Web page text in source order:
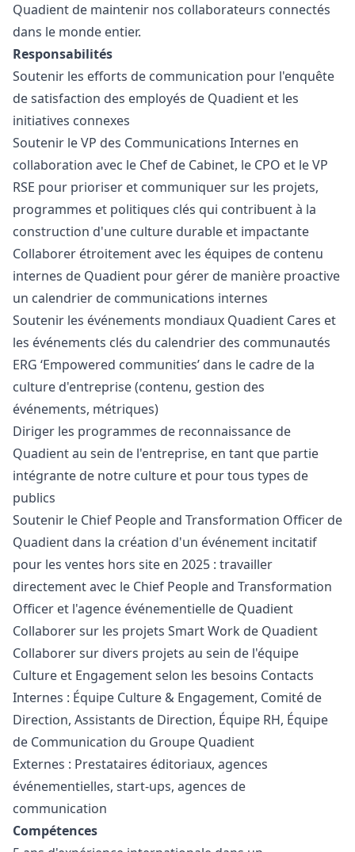
Quadient de maintenir nos collaborateurs connectés
dans le monde entier.
Responsabilités
Soutenir les efforts de communication pour l'enquête
de satisfaction des employés de Quadient et les
initiatives connexes
Soutenir le VP des Communications Internes en
collaboration avec le Chef de Cabinet, le CPO et le VP
RSE pour prioriser et communiquer sur les projets,
programmes et politiques clés qui contribuent à la
construction d'une culture durable et impactante
Collaborer étroitement avec les équipes de contenu
internes de Quadient pour gérer de manière proactive
un calendrier de communications internes
Soutenir les événements mondiaux Quadient Cares et
les événements clés du calendrier des communautés
ERG ‘Empowered communities’ dans le cadre de la
culture d'entreprise (contenu, gestion des
événements, métriques)
Diriger les programmes de reconnaissance de
Quadient au sein de l'entreprise, en tant que partie
intégrante de notre culture et pour tous types de
publics
Soutenir le Chief People and Transformation Officer de
Quadient dans la création d'un événement incitatif
pour les ventes hors site en 2025 : travailler
directement avec le Chief People and Transformation
Officer et l'agence événementielle de Quadient
Collaborer sur les projets Smart Work de Quadient
Collaborer sur divers projets au sein de l'équipe
Culture et Engagement selon les besoins Contacts
Internes : Équipe Culture & Engagement, Comité de
Direction, Assistants de Direction, Équipe RH, Équipe
de Communication du Groupe Quadient
Externes : Prestataires éditoriaux, agences
événementielles, start-ups, agences de
communication
Compétences